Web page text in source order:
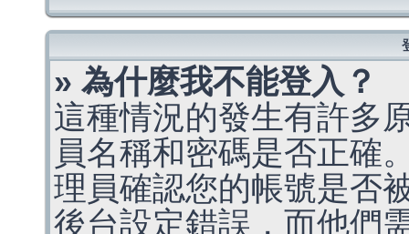
» 為什麼我不能登入？
這種情況的發生有許多
員名稱和密碼是否正確
理員確認您的帳號是否
後台設定錯誤，而他們